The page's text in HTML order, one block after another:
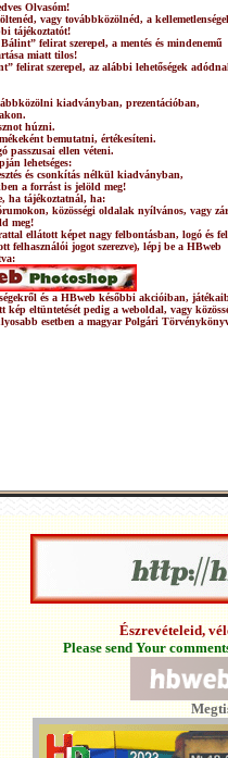
Olvasóm!
vagy továbbközölnéd, a
tájékoztatót!
felirat szerepel, a mentés és mindenemű
miatt tilos!
felirat szerepel, az alábbi lehetőségek
kiadványban, prezentációban,
húzni.
bemutatni, értékesíteni.
passzusai ellen véteni.
lehetséges:
és csonkítás nélkül kiadványban,
a forrást is jelöld meg!
ha tájékoztatnál, ha:
közösségi oldalak nyílvános, vagy
meg!
ellátott képet nagy felbontásban, logó és
felhasználói jogot szerezve), lépj be a HBweb
és a HBweb későbbi akcióiban,
kép eltüntetését pedig a weboldal, vagy
esetben a magyar Polgári
Észrevételeid,
Please send Your